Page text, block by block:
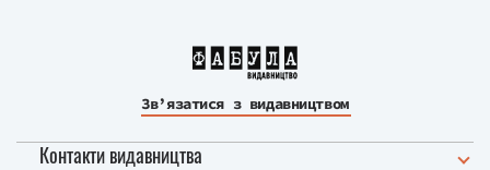
Зв’язатися з видавництвом
Контакти видавництва